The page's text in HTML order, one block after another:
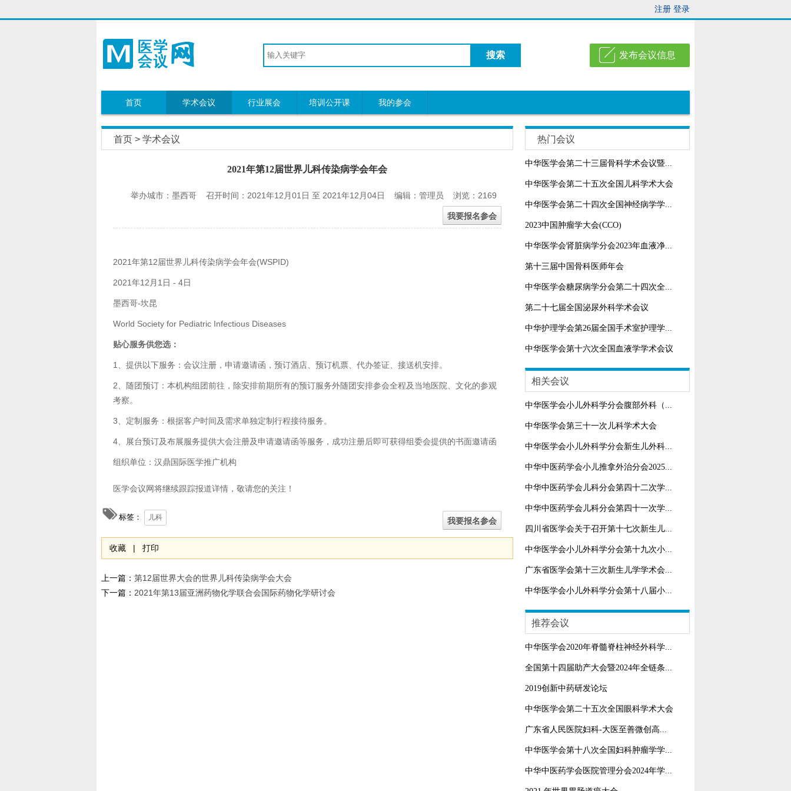
注册 登录
搜索 发布会议信息
首页 学术会议 行业展会 培训公开课 我的参会
首页 > 学术会议
2021年第12届世界儿科传染病学会年会
举办城市：墨西哥 召开时间：2021年12月01日 至 2021年12月04日 编辑：管理员 浏览：2169
2021年第12届世界儿科传染病学会年会(WSPID)
2021年12月1日 - 4日
墨西哥-坎昆
World Society for Pediatric Infectious Diseases
贴心服务供您选：
1、提供以下服务：会议注册，申请邀请函，预订酒店、预订机票、代办签证、接送机安排。
2、随团预订：本机构组团前往，除安排前期所有的预订服务外随团安排参会全程及当地医院、文化的参观
考察。
3、定制服务：根据客户时间及需求单独定制行程接待服务。
4、展台预订及布展服务提供大会注册及申请邀请函等服务，成功注册后即可获得组委会提供的书面邀请函
组织单位：汉鼎国际医学推广机构
医学会议网将继续跟踪报道详情，敬请您的关注！
标签： 儿科
收藏 | 打印
上一篇： 第12届世界大会的世界儿科传染病学会大会
下一篇： 2021年第13届亚洲药物化学联合会国际药物化学研讨会
热门会议
中华医学会第二十三届骨科学术会议暨...
中华医学会第二十五次全国儿科学术大会
中华医学会第二十四次全国神经病学学...
2023中国肿瘤学大会(CCO)
中华医学会肾脏病学分会2023年血液净...
第十三届中国骨科医师年会
中华医学会糖尿病学分会第二十四次全...
第二十七届全国泌尿外科学术会议
中华护理学会第26届全国手术室护理学...
中华医学会第十六次全国血液学学术会议
相关会议
中华医学会小儿外科学分会腹部外科（...
中华医学会第三十一次儿科学术大会
中华医学会小儿外科学分会新生儿外科...
中华中医药学会小儿推拿外治分会2025...
中华中医药学会儿科分会第四十二次学...
中华中医药学会儿科分会第四十一次学...
四川省医学会关于召开第十七次新生儿...
中华医学会小儿外科学分会第十九次小...
广东省医学会第十三次新生儿学学术会...
中华医学会小儿外科学分会第十八届小...
推荐会议
中华医学会2020年脊髓脊柱神经外科学...
全国第十四届助产大会暨2024年全链条...
2019创新中药研发论坛
中华医学会第二十五次全国眼科学术大会
广东省人民医院妇科-大医至善微创高...
中华医学会第十八次全国妇科肿瘤学学...
中华中医药学会医院管理分会2024年学...